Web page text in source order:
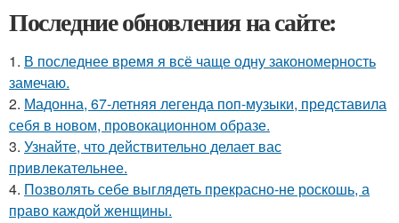
Последние обновления на сайте:
1. В последнее время я всё чаще одну закономерность
замечаю.
2. Мадонна, 67-летняя легенда поп-музыки, представила
себя в новом, провокационном образе.
3. Узнайте, что действительно делает вас
привлекательнее.
4. Позволять себе выглядеть прекрасно-не роскошь, а
право каждой женщины.